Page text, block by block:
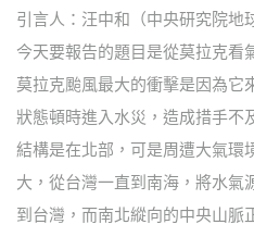
引言人：汪中和（中央研究院地
今天要報告的題目是從莫拉克看
莫拉克颱風最大的衝擊是因為它
狀態頓時進入水災，造成措手不
結構是在北部，可是周遭大氣環
大，從台灣一直到南海，將水氣
到台灣，而南北縱向的中央山脈